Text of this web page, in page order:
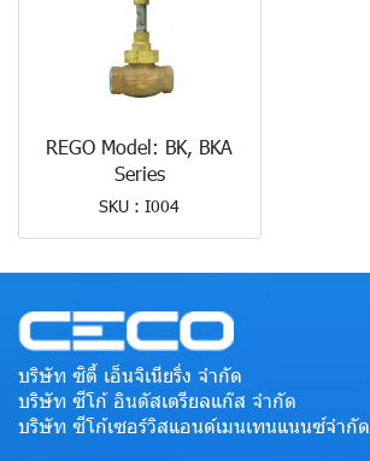
REGO Model: BK, BKA
Series
SKU : I004
บริษัท ซิตี้ เอ็นจิเนียริ่ง จำกัด
บริษัท ซีโก้ อินดัสเตรียลแก๊ส จำกัด
บริษัท ซีโก้เซอร์วิสแอนด์เมนเทนแนนซ์จำกัด